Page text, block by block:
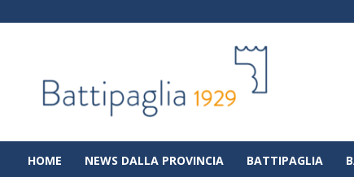
|
Notizie
dalla
città
di
HOME NEWS DALLA PROVINCIA BATTIPAGLIA